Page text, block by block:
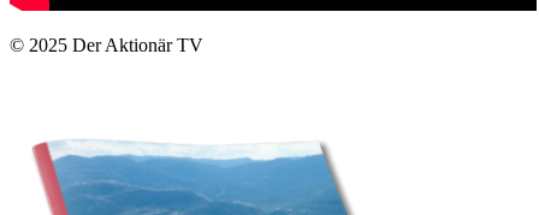
© 2025 Der Aktionär TV